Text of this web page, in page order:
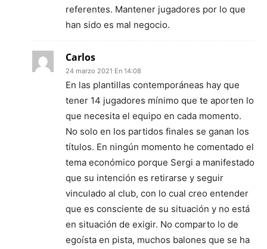
referentes. Mantener jugadores por lo que
han sido es mal negocio.
Carlos
24 marzo 2021 En 14:08
En las plantillas contemporáneas hay que
tener 14 jugadores mínimo que te aporten lo
que necesita el equipo en cada momento.
No solo en los partidos finales se ganan los
títulos. En ningún momento he comentado el
tema económico porque Sergi a manifestado
que su intención es retirarse y seguir
vinculado al club, con lo cual creo entender
que es consciente de su situación y no está
en situación de exigir. No comparto lo de
egoísta en pista, muchos balones que se ha